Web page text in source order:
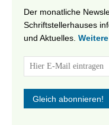
Der monatliche
Schriftstellerhauses
und Aktuelles.